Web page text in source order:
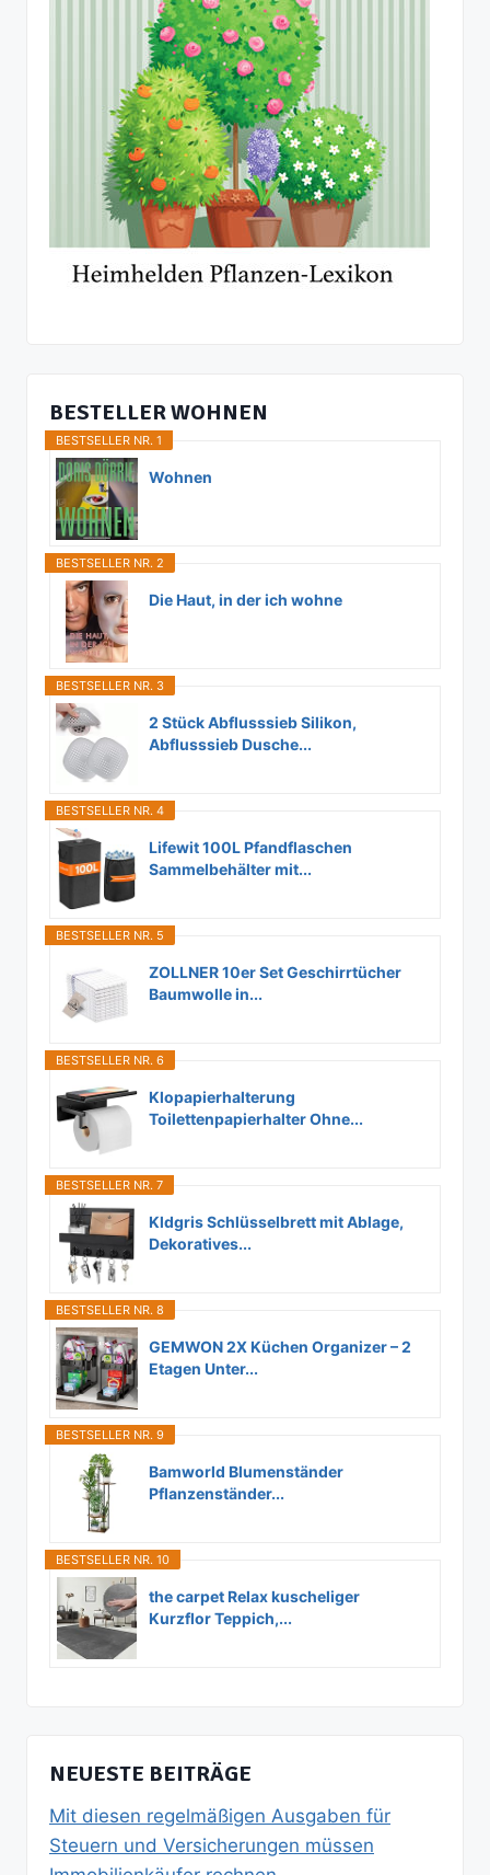
BESTELLER WOHNEN
BESTSELLER NR. 1
Wohnen
BESTSELLER NR. 2
Die Haut, in der ich wohne
BESTSELLER NR. 3
2 Stück Abflusssieb Silikon,
Abflusssieb Dusche...
BESTSELLER NR. 4
Lifewit 100L Pfandflaschen
Sammelbehälter mit...
BESTSELLER NR. 5
ZOLLNER 10er Set Geschirrtücher
Baumwolle in...
BESTSELLER NR. 6
Klopapierhalterung
Toilettenpapierhalter Ohne...
BESTSELLER NR. 7
Kldgris Schlüsselbrett mit Ablage,
Dekoratives...
BESTSELLER NR. 8
GEMWON 2X Küchen Organizer – 2
Etagen Unter...
BESTSELLER NR. 9
Bamworld Blumenständer
Pflanzenständer...
BESTSELLER NR. 10
the carpet Relax kuscheliger
Kurzflor Teppich,...
NEUESTE BEITRÄGE
Mit diesen regelmäßigen Ausgaben für
Steuern und Versicherungen müssen